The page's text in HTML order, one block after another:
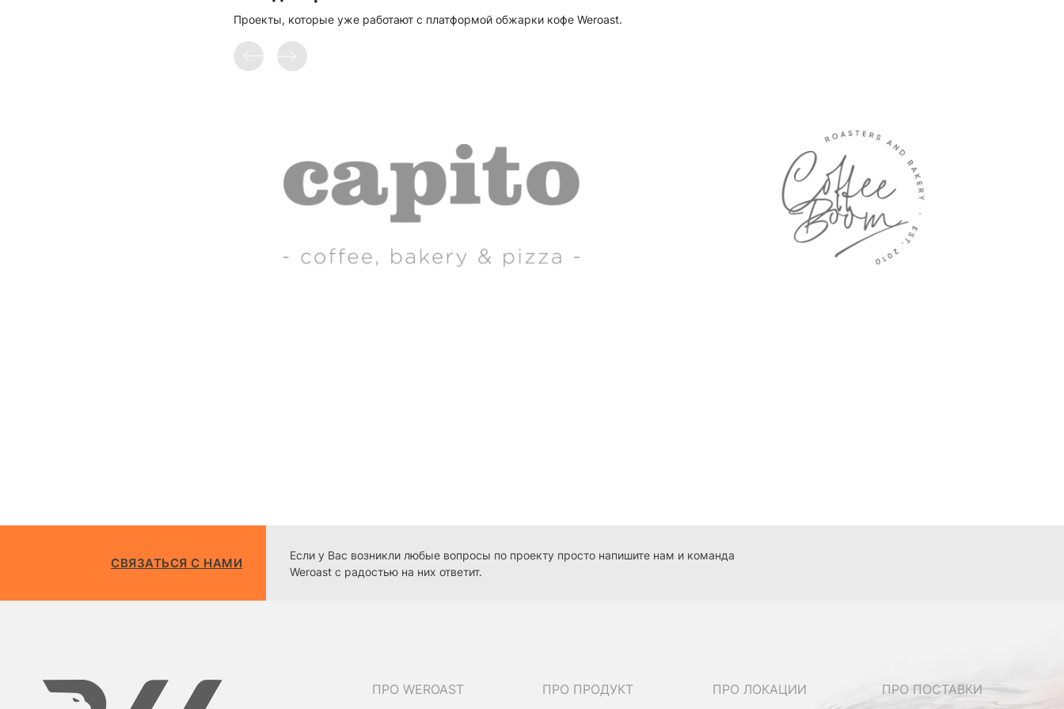
Проекты, которые уже работают с платформой обжарки кофе Weroast.
СВЯЗАТЬСЯ С НАМИ
Если у Вас возникли любые вопросы по проекту просто напишите нам и команда
Weroast с радостью на них ответит.
ПРО WEROAST ПРО ПРОДУКТ ПРО ЛОКАЦИИ ПРО ПОСТАВКИ